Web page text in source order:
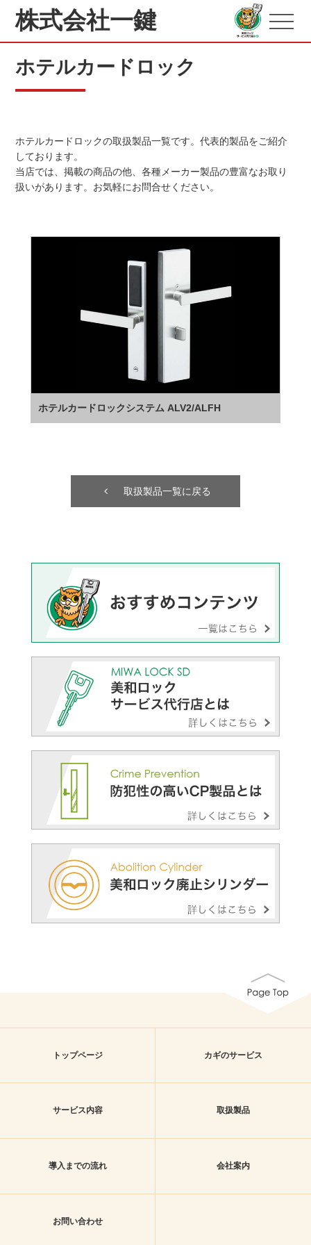
株式会社一鍵
ホテルカードロック
ホテルカードロックの取扱製品一覧です。代表的製品をご紹介
しております。
当店では、掲載の商品の他、各種メーカー製品の豊富なお取り
扱いがあります。お気軽にお問合せください。
ホテルカードロックシステム ALV2/ALFH
取扱製品一覧に戻る
トップページ カギのサービス
サービス内容 取扱製品
導入までの流れ 会社案内
お問い合わせ